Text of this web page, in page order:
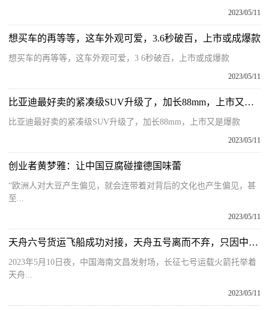
2023/05/11
想买车的再等等，这车外观可爱，3.6秒破百，上市或成爆款
想买车的再等等，这车外观可爱，3 6秒破百，上市或成爆款
2023/05/11
比亚迪最好卖的紧凑级SUV升级了，加长88mm，上市又是爆款 天天亮点
比亚迪最好卖的紧凑级SUV升级了，加长88mm，上市又是爆款
2023/05/11
创业者黄梦雅：让中国豆腐碰撞德国味蕾
“欧洲人对大豆产生偏见，就会连带着对背后的文化也产生偏见，甚
至...
2023/05/11
天舟六号货运飞船成功对接，天舟五号离而不弃，只因中国空间站太小？
2023年5月10日夜，中国海南文昌发射场，长征七号运载火箭托举着
天舟...
2023/05/11